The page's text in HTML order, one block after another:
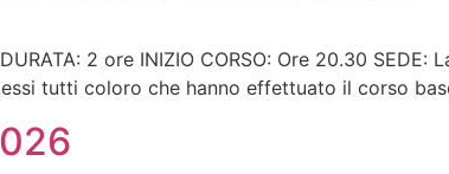
2 ore INIZIO CORSO: Ore 20.30
tutti coloro che hanno effettuato il corso